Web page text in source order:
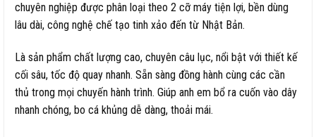
chuyên nghiệp được phân loại theo 2 cỡ máy tiện lợi, bền dùng
lâu dài, công nghệ chế tạo tinh xảo đến từ Nhật Bản.
Là sản phẩm chất lượng cao, chuyên câu lục, nổi bật với thiết kế
cối sâu, tốc độ quay nhanh. Sẵn sàng đồng hành cùng các cần
thủ trong mọi chuyến hành trình. Giúp anh em bổ ra cuốn vào dây
nhanh chóng, bo cá khủng dễ dàng, thoải mái.